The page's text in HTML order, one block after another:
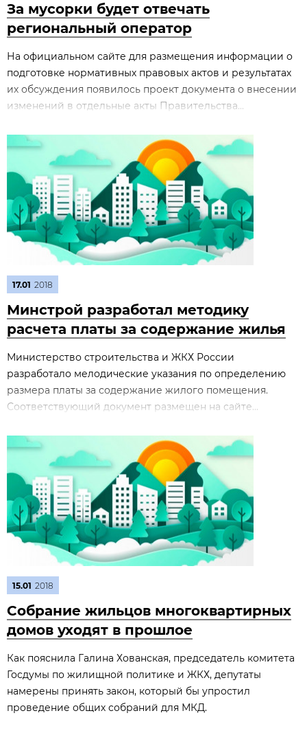
За мусорки будет отвечать
региональный оператор
На официальном сайте для размещения информации о
подготовке нормативных правовых актов и результатах
их обсуждения появилось проект документа о внесении
изменений в отдельные акты Правительства...
17.01 2018
Минстрой разработал методику
расчета платы за содержание жилья
Министерство строительства и ЖКХ России
разработало мелодические указания по определению
размера платы за содержание жилого помещения.
Соответствующий документ размещен на сайте...
15.01 2018
Собрание жильцов многоквартирных
домов уходят в прошлое
Как пояснила Галина Хованская, председатель комитета
Госдумы по жилищной политике и ЖКХ, депутаты
намерены принять закон, который бы упростил
проведение общих собраний для МКД.